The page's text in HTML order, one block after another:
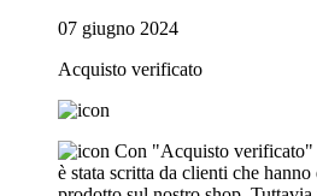
07 giugno 2024
Acquisto verificato
Con "Acquisto verificato"
è stata scritta da clienti che